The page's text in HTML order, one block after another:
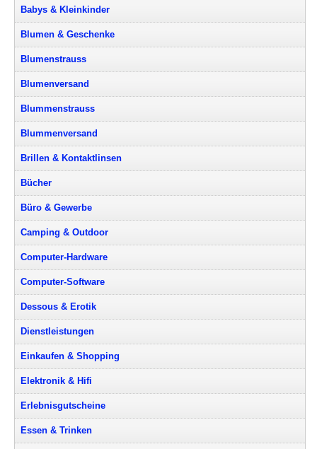
Babys & Kleinkinder
Blumen & Geschenke
Blumenstrauss
Blumenversand
Blummenstrauss
Blummenversand
Brillen & Kontaktlinsen
Bücher
Büro & Gewerbe
Camping & Outdoor
Computer-Hardware
Computer-Software
Dessous & Erotik
Dienstleistungen
Einkaufen & Shopping
Elektronik & Hifi
Erlebnisgutscheine
Essen & Trinken